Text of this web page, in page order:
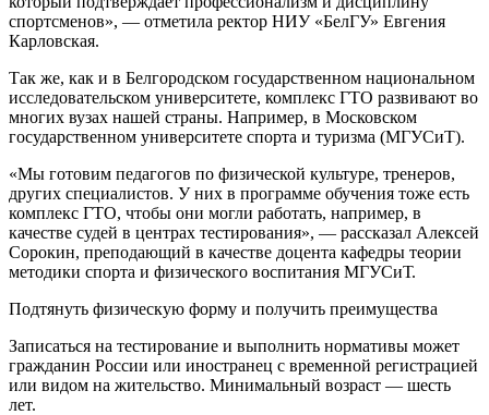
спортсменов», — отметила ректор НИУ «БелГУ» Евгения
Карловская.
Так же, как и в Белгородском государственном национальном
исследовательском университете, комплекс ГТО развивают во
многих вузах нашей страны. Например, в Московском
государственном университете спорта и туризма (МГУСиТ).
«Мы готовим педагогов по физической культуре, тренеров,
других специалистов. У них в программе обучения тоже есть
комплекс ГТО, чтобы они могли работать, например, в
качестве судей в центрах тестирования», — рассказал Алексей
Сорокин, преподающий в качестве доцента кафедры теории
методики спорта и физического воспитания МГУСиТ.
Подтянуть физическую форму и получить преимущества
Записаться на тестирование и выполнить нормативы может
гражданин России или иностранец с временной регистрацией
или видом на жительство. Минимальный возраст — шесть
лет.